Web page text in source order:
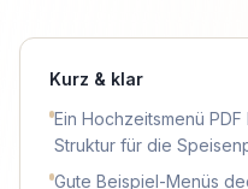
Kurz & klar
Ein Hochzeitsmenü
Struktur für die
Gute Beispiel-Menüs